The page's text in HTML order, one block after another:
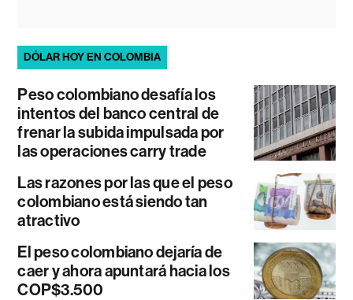
DÓLAR HOY EN COLOMBIA
Peso colombiano desafía los
intentos del banco central de
frenar la subida impulsada por
las operaciones carry trade
Las razones por las que el peso
colombiano está siendo tan
atractivo
El peso colombiano dejaría de
caer y ahora apuntará hacia los
COP$3.500